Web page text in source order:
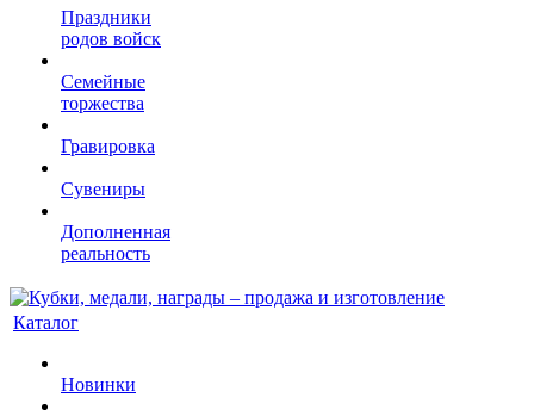
Праздники
родов войск
Семейные
торжества
Гравировка
Сувениры
Дополненная
реальность
Каталог
Новинки